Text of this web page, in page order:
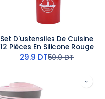
Set D'ustensiles De Cuisine
12 Pièces En Silicone Rouge
29.9 DT50.0DT